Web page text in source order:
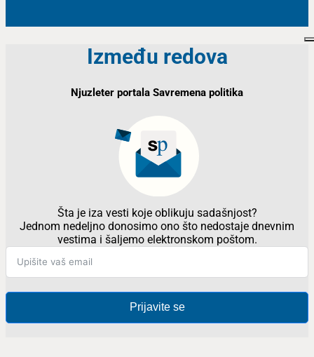
Između redova
Njuzleter portala Savremena politika
Šta je iza vesti koje oblikuju sadašnjost?
Jednom nedeljno donosimo ono što nedostaje dnevnim
vestima i šaljemo elektronskom poštom.
Prijavite se